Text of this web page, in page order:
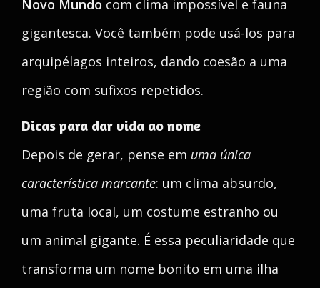
Novo Mundo com clima impossível e fauna
gigantesca. Você também pode usá-los para
arquipélagos inteiros, dando coesão a uma
região com sufixos repetidos.
Dicas para dar vida ao nome
Depois de gerar, pense em uma única
característica marcante: um clima absurdo,
uma fruta local, um costume estranho ou
um animal gigante. É essa peculiaridade que
transforma um nome bonito em uma ilha